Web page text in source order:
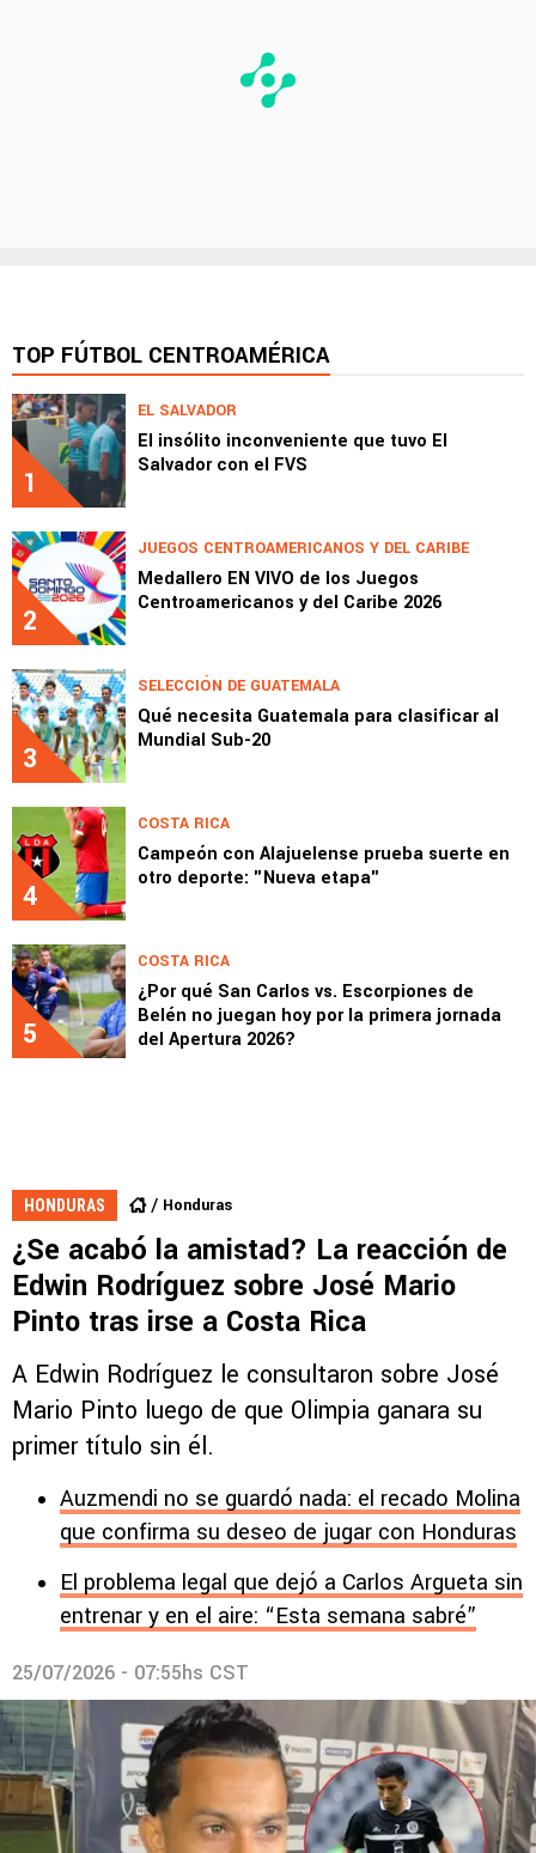
TOP FÚTBOL CENTROAMÉRICA
1
EL SALVADOR
El insólito inconveniente que tuvo El
Salvador con el FVS
2
JUEGOS CENTROAMERICANOS Y DEL CARIBE
Medallero EN VIVO de los Juegos
Centroamericanos y del Caribe 2026
3
SELECCIÓN DE GUATEMALA
Qué necesita Guatemala para clasificar al
Mundial Sub-20
4
COSTA RICA
Campeón con Alajuelense prueba suerte en
otro deporte: "Nueva etapa"
5
COSTA RICA
¿Por qué San Carlos vs. Escorpiones de
Belén no juegan hoy por la primera jornada
del Apertura 2026?
HONDURAS Honduras
¿Se acabó la amistad? La reacción de
Edwin Rodríguez sobre José Mario
Pinto tras irse a Costa Rica
A Edwin Rodríguez le consultaron sobre José
Mario Pinto luego de que Olimpia ganara su
primer título sin él.
Auzmendi no se guardó nada: el recado Molina
que confirma su deseo de jugar con Honduras
El problema legal que dejó a Carlos Argueta sin
entrenar y en el aire: “Esta semana sabré”
25/07/2026 - 07:55hs CST